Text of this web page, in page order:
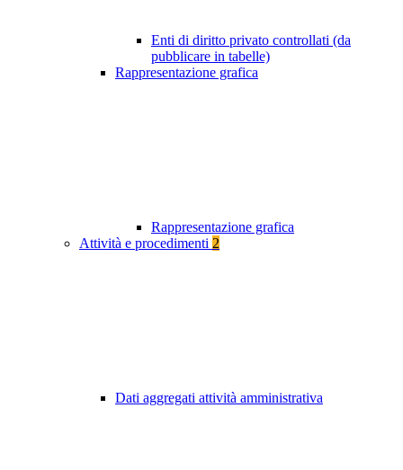
Enti di diritto privato controllati (da
pubblicare in tabelle)
Rappresentazione grafica
Rappresentazione grafica
Attività e procedimenti 2
Dati aggregati attività amministrativa